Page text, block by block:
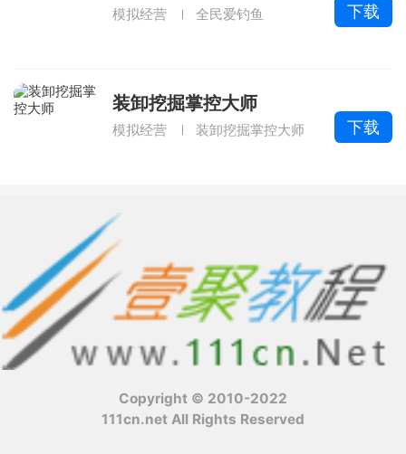
模拟经营 全民爱钓鱼 下载
装卸挖掘掌控大师
模拟经营 装卸挖掘掌控大师 下载
Copyright © 2010-2022
111cn.net All Rights Reserved